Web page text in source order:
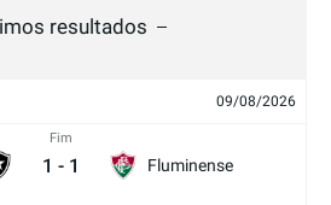
resultados
09/08/2026
Fim
1 - 1 Fluminense